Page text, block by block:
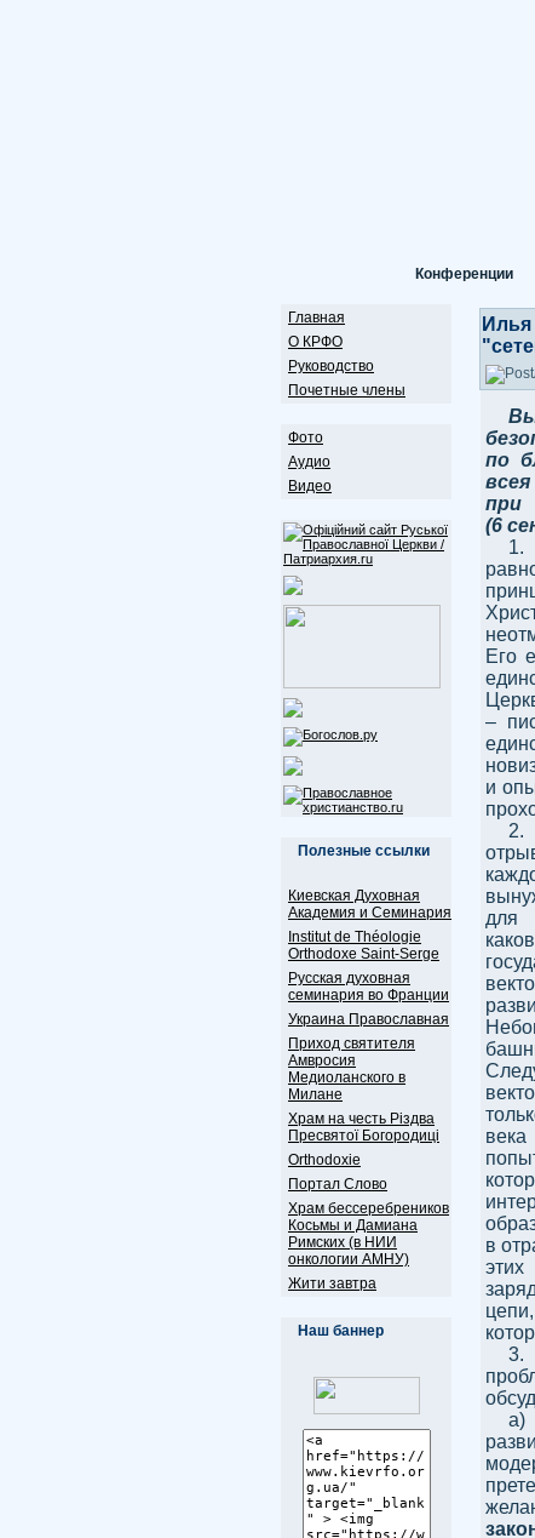
Конференции
Главная
О КРФО
Руководство
Почетные члены
Фото
Аудио
Видео
Полезные ссылки
Киевская Духовная
Академия и Семинария
Institut de Théologie
Orthodoxe Saint-Serge
Русская духовная
семинария во Франции
Украина Православная
Приход святителя
Амвросия
Медиоланского в
Милане
Храм на честь Різдва
Пресвятої Богородиці
Оrthodoxie
Портал Слово
Храм бессеребреников
Косьмы и Дамиана
Римских (в НИИ
онкологии АМНУ)
Жити завтра
Наш баннер
Илья
по
при
(6
1.
Его
–
и
2.
для
в
3.
a)